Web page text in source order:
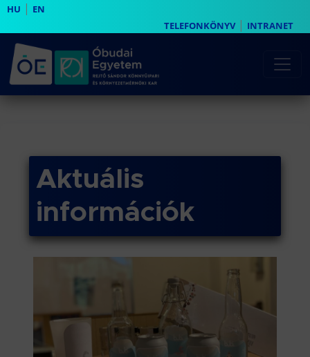
HU | EN
TELEFONKÖNYV| INTRANET
Aktuális
információk